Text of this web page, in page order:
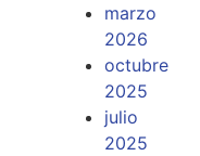
marzo
2026
octubre
2025
julio
2025